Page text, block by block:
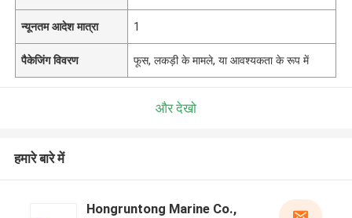
न्यूनतम आदेश मात्रा 1
पैकेजिंग विवरण फूस, लकड़ी के मामले, या आवश्यकता के रूप में
और देखो
हमारे बारे में
Hongruntong Marine Co.,